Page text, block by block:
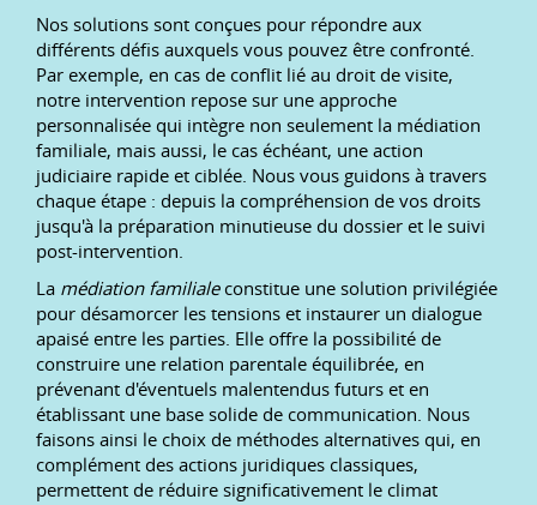
Nos solutions sont conçues pour répondre aux
différents défis auxquels vous pouvez être confronté.
Par exemple, en cas de conflit lié au droit de visite,
notre intervention repose sur une approche
personnalisée qui intègre non seulement la médiation
familiale, mais aussi, le cas échéant, une action
judiciaire rapide et ciblée. Nous vous guidons à travers
chaque étape : depuis la compréhension de vos droits
jusqu'à la préparation minutieuse du dossier et le suivi
post-intervention.
La médiation familialeconstitue une solution privilégiée
pour désamorcer les tensions et instaurer un dialogue
apaisé entre les parties. Elle offre la possibilité de
construire une relation parentale équilibrée, en
prévenant d'éventuels malentendus futurs et en
établissant une base solide de communication. Nous
faisons ainsi le choix de méthodes alternatives qui, en
complément des actions juridiques classiques,
permettent de réduire significativement le climat